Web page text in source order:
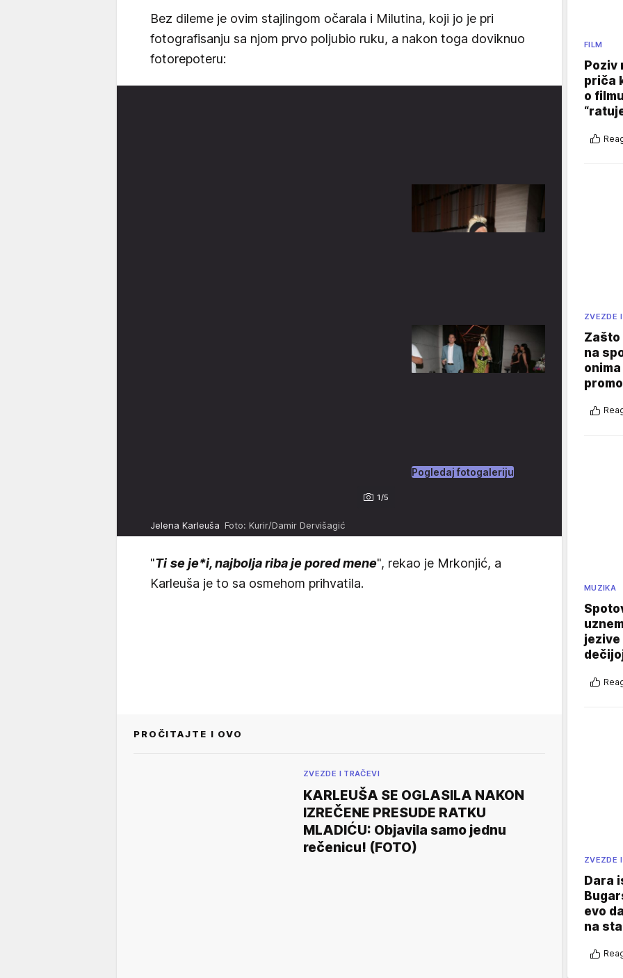
Bez dileme je ovim stajlingom očarala i Milutina, koji jo je pri
fotografisanju sa njom prvo poljubio ruku, a nakon toga doviknuo
fotorepoteru:
1/5
Pogledaj fotogaleriju
Jelena Karleuša Foto: Kurir/Damir Dervišagić
"Ti se je*i, najbolja riba je pored mene", rekao je Mrkonjić, a
Karleuša je to sa osmehom prihvatila.
PROČITAJTE I OVO
ZVEZDE I TRAČEVI
KARLEUŠA SE OGLASILA NAKON
IZREČENE PRESUDE RATKU
MLADIĆU: Objavila samo jednu
rečenicu! (FOTO)
FILM
Poziv
priča
o
ZVEZDE
Zašto
na
MUZIKA
jezive
ZVEZDE
Dara
evo
na